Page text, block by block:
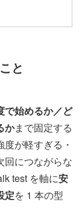
と
で始めるか／ど
かまで固定する
が軽すぎる・
回につながらな
test を軸に安
定を 1 本の型